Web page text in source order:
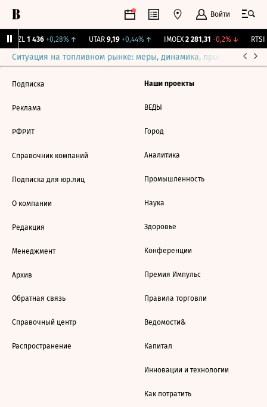
Войти
BRZL 1 436 +0,28%↑ UTAR 9,19 +0,44%↑ IMOEX 2 281,31 -0,2%↓ RTSI
Ситуация на топливном рынке: меры, динамика, прогнозы
Подписка
Реклама
РФРИТ
Справочник компаний
Подписка для юр.лиц
О компании
Редакция
Менеджмент
Архив
Обратная связь
Справочный центр
Распространение
Наши проекты
ВЕДЫ
Город
Аналитика
Промышленность
Наука
Здоровье
Конференции
Премия Импульс
Правила торговли
Ведомости&
Капитал
Инновации и технологии
Как потратить